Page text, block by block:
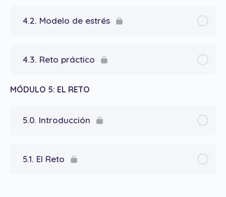
4.2. Modelo de estrés
4.3. Reto práctico
MÓDULO 5: EL RETO
5.0. Introducción
5.1. El Reto